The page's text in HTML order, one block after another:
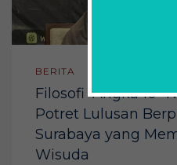
BERITA
Filosofi “Angka 10”
Potret Lulusan
Surabaya yang
Wisuda